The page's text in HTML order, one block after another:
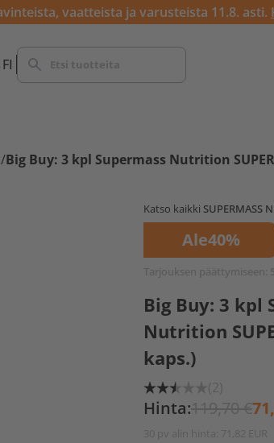
vaatteista ja varusteista 11.8. asti.
/Big Buy: 3 kpl Supermass Nutrition SUPER
Katso kaikki SUPERMASS
Ale40%
Tarjouksen päättymiseen:
Big Buy: 3 kpl
Nutrition
kaps.)
(2)
Hinta:119,70 €
30 pv alin hinta: 71,82 EUR